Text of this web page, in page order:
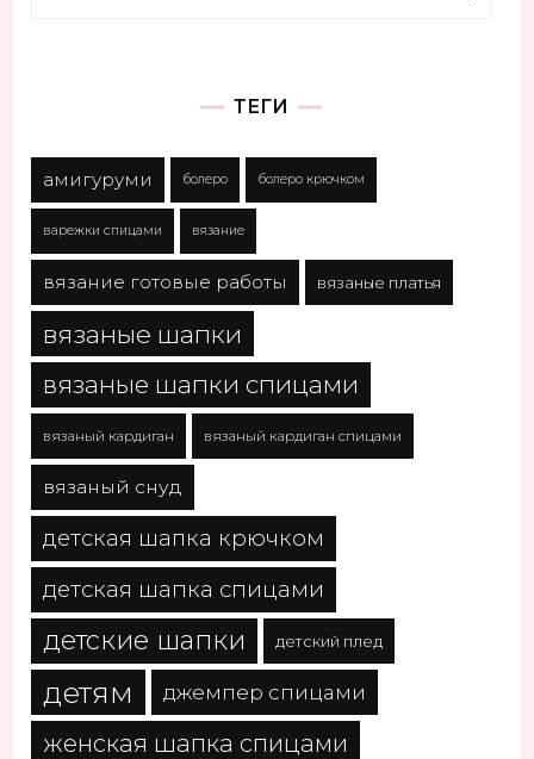
ТЕГИ
амигуруми болеро болеро крючком
варежки спицами вязание
вязание готовые работы вязаные платья
вязаные шапки
вязаные шапки спицами
вязаный кардиган вязаный кардиган спицами
вязаный снуд
детская шапка крючком
детская шапка спицами
детские шапки детский плед
детям джемпер спицами
женская шапка спицами